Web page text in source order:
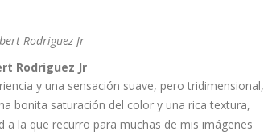
Rodriguez Jr
Rodriguez Jr
y una sensación suave, pero tridimensional,
bonita saturación del color y una rica textura,
a la que recurro para muchas de mis imágenes